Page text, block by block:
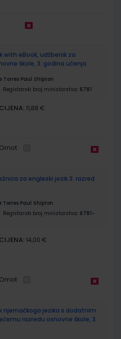
with eBook, udžbenik za
škole, 3. godina učenja
Paul Shipton
Registarski broj ministarstva: 6781
CIJENA: 11,88 €
Omot
za engleski jezik 3. razred
Paul Shipton
Registarski broj ministarstva: 6781-
CIJENA: 14,00 €
Omot
njemačkoga jezika s dodatnim
razredu osnovne škole, 3.